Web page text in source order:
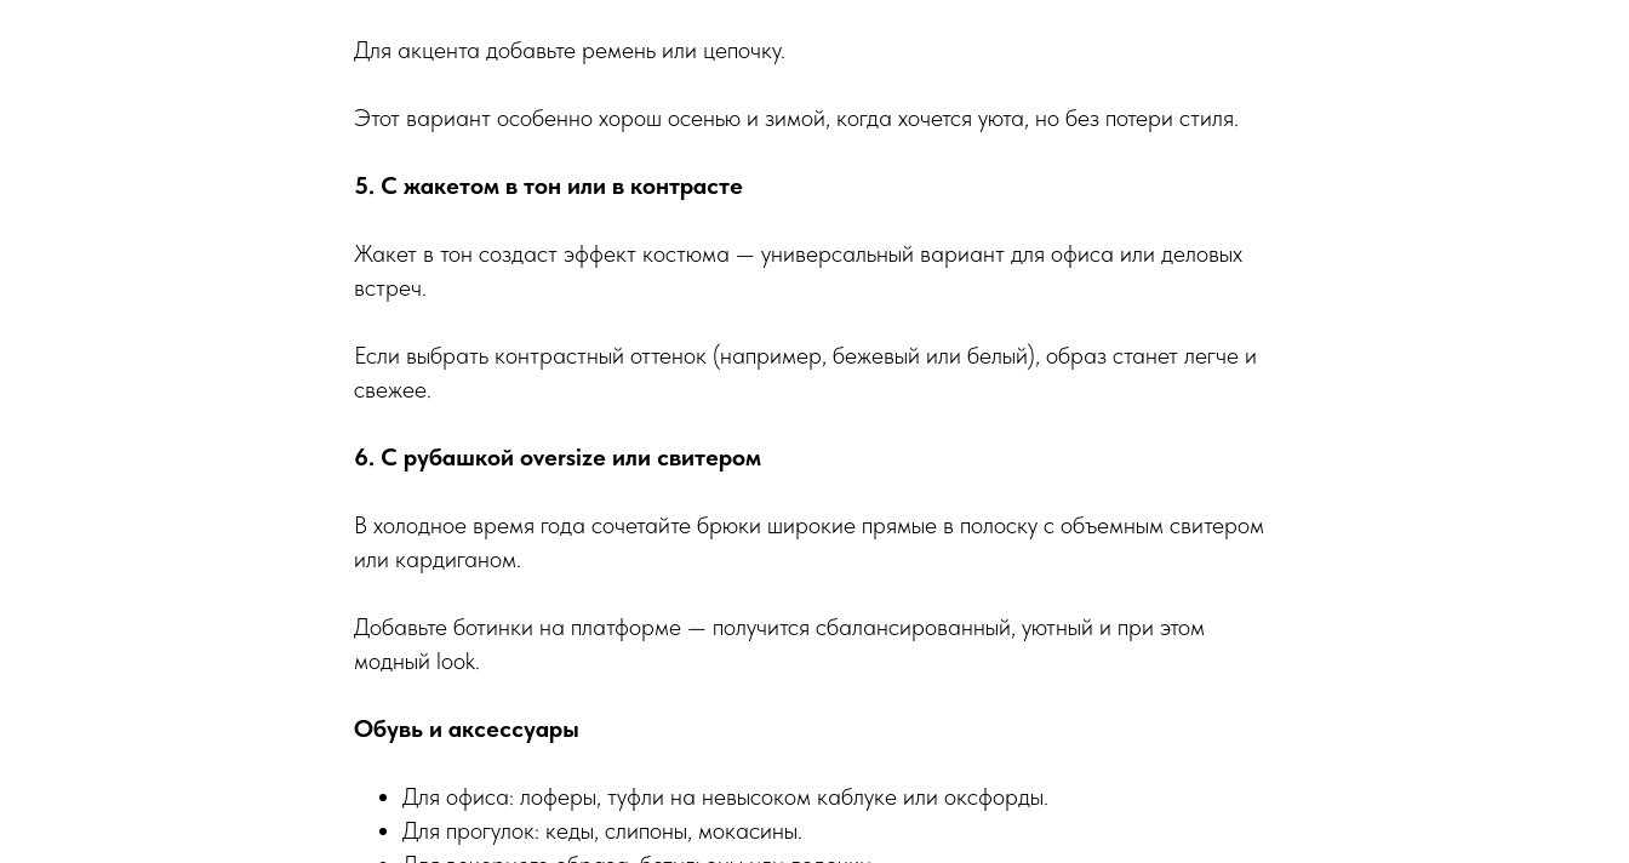
Для акцента добавьте ремень или цепочку.
Этот вариант особенно хорош осенью и зимой, когда хочется уюта, но без потери стиля.
5. С жакетом в тон или в контрасте
Жакет в тон создаст эффект костюма — универсальный вариант для офиса или деловых
встреч.
Если выбрать контрастный оттенок (например, бежевый или белый), образ станет легче и
свежее.
6. С рубашкой oversize или свитером
В холодное время года сочетайте брюки широкие прямые в полоску с объемным свитером
или кардиганом.
Добавьте ботинки на платформе — получится сбалансированный, уютный и при этом
модный look.
Обувь и аксессуары
Для офиса: лоферы, туфли на невысоком каблуке или оксфорды.
Для прогулок: кеды, слипоны, мокасины.